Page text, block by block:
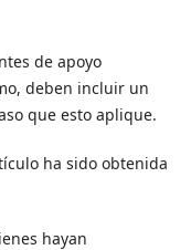
de apoyo
deben incluir un
que esto aplique.
ha sido obtenida
hayan